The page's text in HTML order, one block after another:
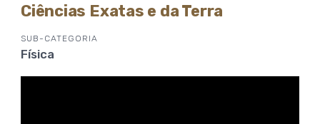
Ciências Exatas e da Terra
SUB-CATEGORIA
Física